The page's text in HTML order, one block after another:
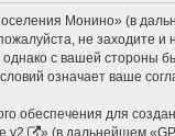
Монино» (в
не заходите
с вашей стороны
означает ваше
обеспечения для
v2 » (в дальнейшем